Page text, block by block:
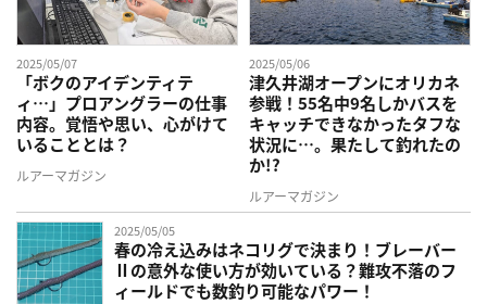
2025/05/07
「ボクのアイデンティテ
ィ…」プロアングラーの仕事
内容。覚悟や思い、心がけて
いることとは？
ルアーマガジン
2025/05/06
津久井湖オープンにオリカネ
参戦！55名中9名しかバスを
キャッチできなかったタフな
状況に…。果たして釣れたの
か!?
ルアーマガジン
2025/05/05
春の冷え込みはネコリグで決まり！ブレーバー
Ⅱの意外な使い方が効いている？難攻不落のフ
ィールドでも数釣り可能なパワー！